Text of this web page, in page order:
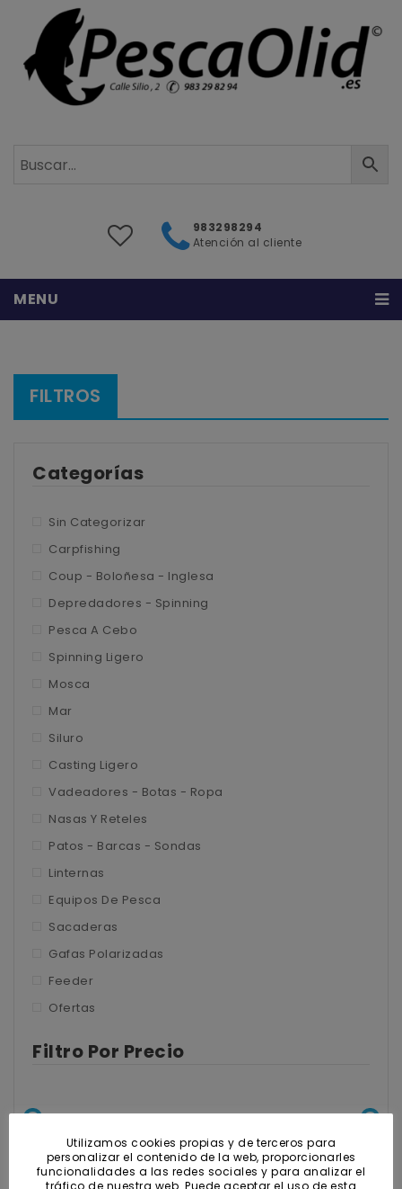
983298294
Atención al cliente
MENU
Sobre nosotros
Depredadores – Spinning
Coup – Boloñesa – Inglesa
Pesca a Cebo
Mosca
Mar
Casting ligero
Vadeadores – Botas – Ropa
Patos – Barcas – Sondas
Linternas
Sacaderas
Gafas polarizadas
Ofertas
Contacto
Mi cuenta
Detalles de la cuenta
Direcciones
FILTROS
Categorías
Sin Categorizar
Carpfishing
Coup - Boloñesa - Inglesa
Depredadores - Spinning
Pesca A Cebo
Spinning Ligero
Mosca
Mar
Siluro
Casting Ligero
Vadeadores - Botas - Ropa
Nasas Y Reteles
Patos - Barcas - Sondas
Linternas
Equipos De Pesca
Sacaderas
Gafas Polarizadas
Feeder
Ofertas
Filtro Por Precio
Precio: 0€ — 10€
Utilizamos cookies propias y de terceros para
personalizar el contenido de la web, proporcionarles
funcionalidades a las redes sociales y para analizar el
tráfico de nuestra web. Puede aceptar el uso de esta